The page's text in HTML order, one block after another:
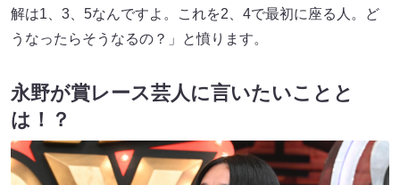
解は1、3、5なんですよ。これを2、4で最初に座る人。ど
うなったらそうなるの？」と憤ります。
永野が賞レース芸人に言いたいことと
は！？